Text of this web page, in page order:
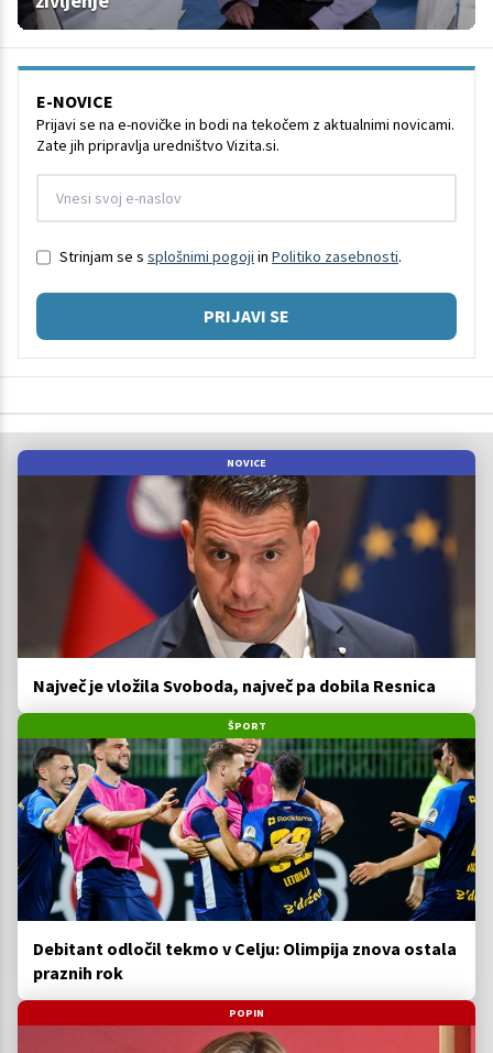
E-NOVICE
Prijavi se na e-novičke in bodi na tekočem z aktualnimi novicami.
Zate jih pripravlja uredništvo Vizita.si.
Strinjam se s splošnimi pogoji in Politiko zasebnosti.
PRIJAVI SE
NOVICE
Največ je vložila Svoboda, največ pa dobila Resnica
ŠPORT
Debitant odločil tekmo v Celju: Olimpija znova ostala
praznih rok
POPIN